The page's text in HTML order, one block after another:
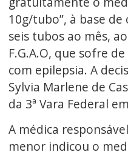
10g/tubo”, à base
seis tubos ao mês,
F.G.A.O, que sofre
com epilepsia. A
Sylvia Marlene de
da 3ª Vara Federal
A médica
menor indicou o